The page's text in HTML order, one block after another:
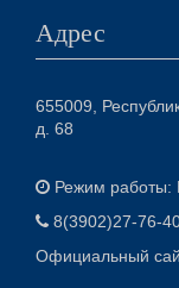
Адрес
655009,
д. 68
Режим
8(3902)27-76-
Официальный